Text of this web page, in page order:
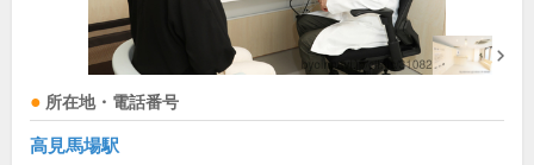
所在地・電話番号
高見馬場駅